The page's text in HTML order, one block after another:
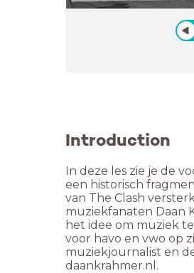
Introduction
In deze les zie je de
een historisch
van The Clash
muziekfanaten Daan
het idee om muziek
voor havo en vwo op
muziekjournalist en
daankrahmer.nl.